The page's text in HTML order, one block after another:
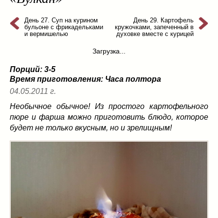
на пикник(13)
ни то, ни се(3)
сладкие блюда
супы(99)
борщ(5)
молочные(4)
свекольник(2)
(44)
День 27. Суп на курином
бульоне с фрикадельками
и вермишелью
День 29. Картофель
кружочками, запеченный в
духовке вместе с курицей
Загрузка...
Порций: 3-5
Время приготовления: Часа полтора
04.05.2011 г.
Необычное обычное! Из простого картофельного
пюре и фарша можно приготовить блюдо, которое
будет не только вкусным, но и зрелищным!